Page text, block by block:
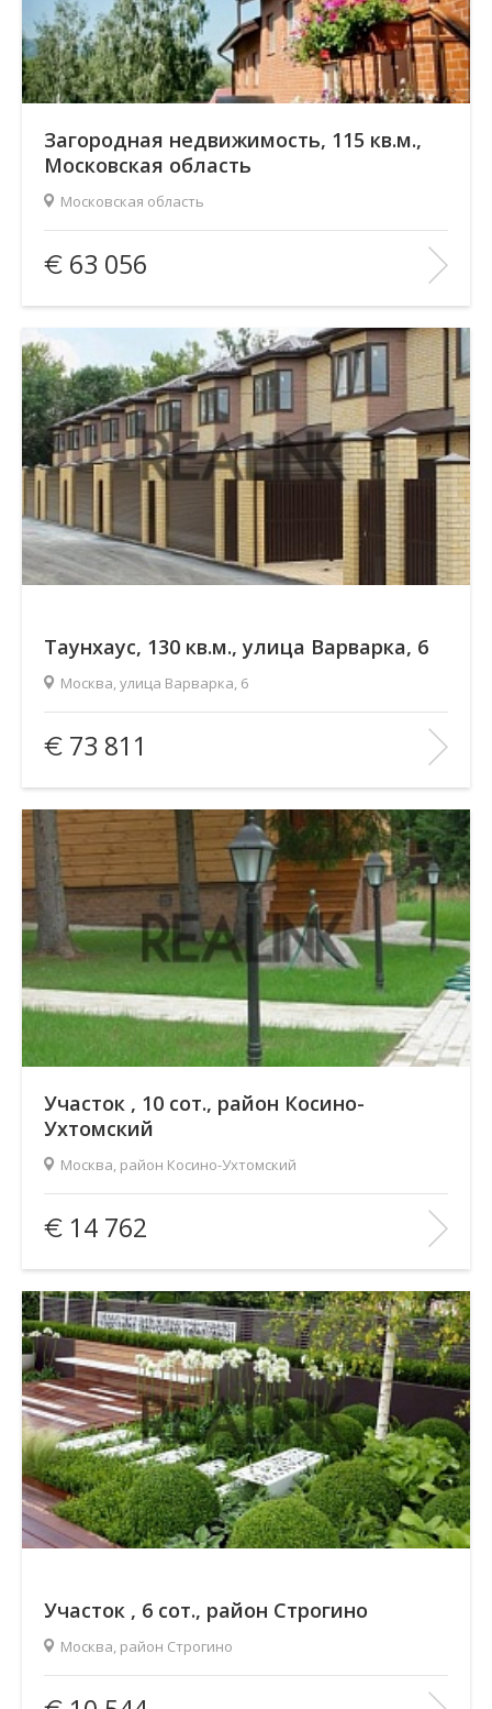
Загородная недвижимость, 115 кв.м.,
Московская область
Московская область
Площадь(общ. /жил. /кухня), м2:
115/—/—
Количество комнат:
5
Этаж:
—/—
63 056
Таунхаус, 130 кв.м., улица Варварка, 6
Москва, улица Варварка, 6
Площадь(общ. /жил. /кухня), м2:
130/—/—
Количество комнат:
5
Этаж:
—/2
В ИЗБРАННОЕ
73 811
Участок , 10 сот., район Косино-
Ухтомский
Москва, район Косино-Ухтомский
Площадь(общ. /жил. /кухня), м2:
—/—/—
Количество комнат:
—
Этаж:
—/—
В ИЗБРАННОЕ
14 762
Участок , 6 сот., район Строгино
Москва, район Строгино
Площадь(общ. /жил. /кухня), м2:
—/—/—